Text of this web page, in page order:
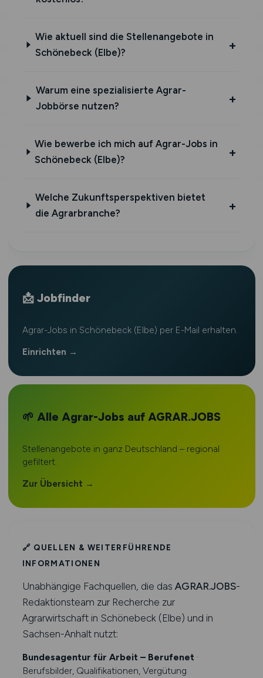
Wie aktuell sind die Stellenangebote in
Schönebeck (Elbe)?
Warum eine spezialisierte Agrar-
Jobbörse nutzen?
Wie bewerbe ich mich auf Agrar-Jobs in
Schönebeck (Elbe)?
Welche Zukunftsperspektiven bietet
die Agrarbranche?
📩 Jobfinder
Agrar-Jobs in Schönebeck (Elbe) per E-Mail erhalten.
Einrichten →
🌱 Alle Agrar-Jobs auf AGRAR.JOBS
Stellenangebote in ganz Deutschland – regional
gefiltert.
Zur Übersicht →
🔗 QUELLEN & WEITERFÜHRENDE
INFORMATIONEN
Unabhängige Fachquellen, die das AGRAR.JOBS-
Redaktionsteam zur Recherche zur
Agrarwirtschaft in Schönebeck (Elbe) und in
Sachsen-Anhalt nutzt:
Bundesagentur für Arbeit – Berufenet ·
Berufsbilder, Qualifikationen, Vergütung